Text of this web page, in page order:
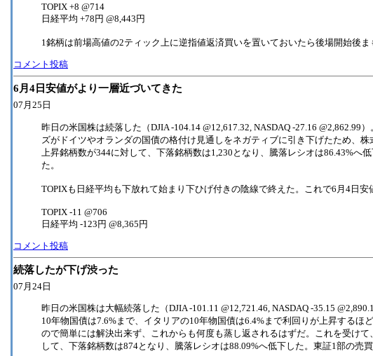
TOPIX +8 @714
日経平均 +78円 @8,443円
1銘柄は前場高値の2ティック上に逆指値返済買いを置いておいたら後場開始後ま
コメント投稿
6月4日安値がより一層近づいてきた
07月25日
昨日の米国株は続落した（DJIA -104.14 @12,617.32, NASDAQ -27.16
ズがドイツやオランダの国債の格付け見通しをネガティブに引き下げたため、
上昇銘柄数が344に対して、下落銘柄数は1,230となり、騰落レシオは86.43%
た。
TOPIXも日経平均も下放れて始まり下ひげ付きの陰線で終えた。これで6月4日安
TOPIX -11 @706
日経平均 -123円 @8,365円
コメント投稿
続落したが下げ渋った
07月24日
昨日の米国株は大幅続落した（DJIA -101.11 @12,721.46, NASDAQ -35.15
10年物国債は7.6%まで、イタリアの10年物国債は6.4%まで利回りが上昇する
ので簡単には解決出来ず、これからも何度も蒸し返されるはずだ。これを受け
して、下落銘柄数は874となり、騰落レシオは88.09%へ低下した。東証1部の売買